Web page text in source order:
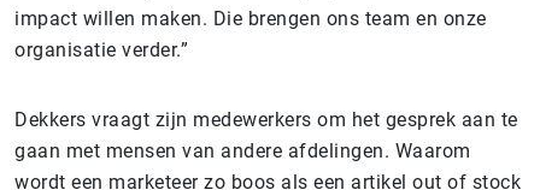
impact willen maken. Die brengen ons team en onze
organisatie verder.”
Dekkers vraagt zijn medewerkers om het gesprek aan te
gaan met mensen van andere afdelingen. Waarom
wordt een marketeer zo boos als een artikel out of stock